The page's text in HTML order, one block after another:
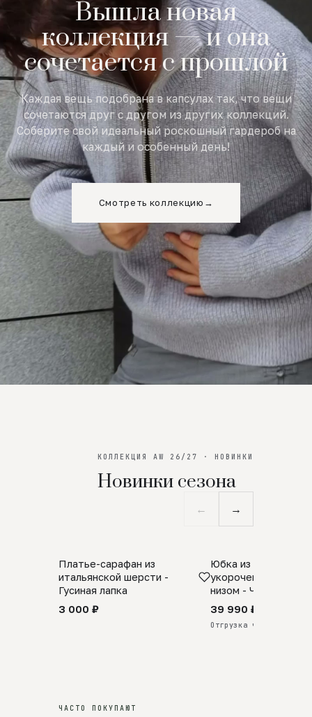
Вышла новая
коллекция — и она
сочетается с прошлой
Каждая вещь подобрана в капсулах так, что вещи
сочетаются друг с другом из других коллекций.
Соберите свой идеальный роскошный гардероб на
каждый и особенный день!
Смотреть коллекцию →
КОЛЛЕКЦИЯ AW 26/27 · НОВИНКИ
Новинки сезона
← →
SALE
Платье-сарафан из
итальянской шерсти -
Гусиная лапка
3 000 ₽
ПРЕДЗАКАЗ
Юбка из
укороченная с
низом - Черный
39 990 ₽
Отгрузка через 25 дней
ЧАСТО ПОКУПАЮТ